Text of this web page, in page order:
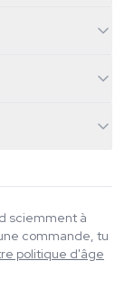
sciemment à
commande, tu
politique d'âge